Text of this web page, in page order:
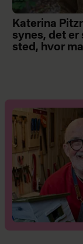
Katerina
synes, det er
sted, hvor